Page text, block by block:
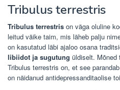
Tribulus terrestris
Tribulus terrestris on väga oluline
leitud väike taim, mis läheb palju
on kasutatud läbi ajaloo osana
libiidot ja sugutung üldiselt. Mõned
Tribulus terrestris on, et see
on näidanud antidepressanditaolise